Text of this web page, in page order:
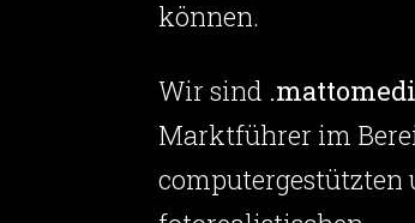
können.
Wir sind
Marktführer im
computergestützten